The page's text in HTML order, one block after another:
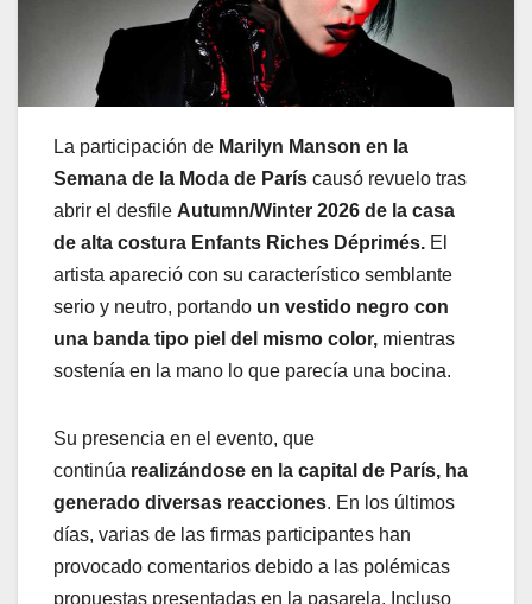
La participación de Marilyn Manson en la
Semana de la Moda de París causó revuelo tras
abrir el desfile Autumn/Winter 2026 de la casa
de alta costura Enfants Riches Déprimés. El
artista apareció con su característico semblante
serio y neutro, portando un vestido negro con
una banda tipo piel del mismo color, mientras
sostenía en la mano lo que parecía una bocina.
Su presencia en el evento, que
continúa realizándose en la capital de París, ha
generado diversas reacciones. En los últimos
días, varias de las firmas participantes han
provocado comentarios debido a las polémicas
propuestas presentadas en la pasarela. Incluso